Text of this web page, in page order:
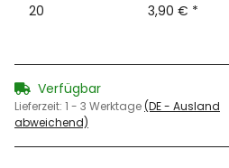
20
3,90 € *
Verfügbar
Lieferzeit: 1 - 3 Werktage(DE - Ausland
abweichend)